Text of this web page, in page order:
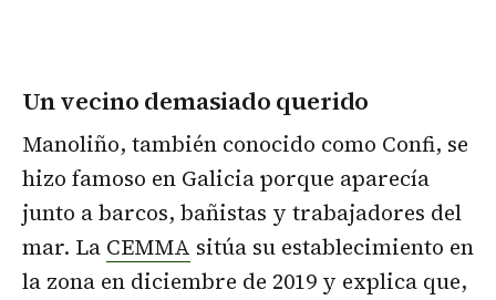
Un vecino demasiado querido
Manoliño, también conocido como Confi, se
hizo famoso en Galicia porque aparecía
junto a barcos, bañistas y trabajadores del
mar. La CEMMA sitúa su establecimiento en
la zona en diciembre de 2019 y explica que,